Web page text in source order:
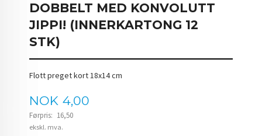
DOBBELT MED KONVOLUTT
JIPPI! (INNERKARTONG 12
STK)
Flott preget kort 18x14 cm
Tilbud
NOK 4,00
Førpris: 16,50
Rabatt
ekskl. mva.